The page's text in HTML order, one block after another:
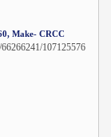
Make- CRCC
/66266241/107125576